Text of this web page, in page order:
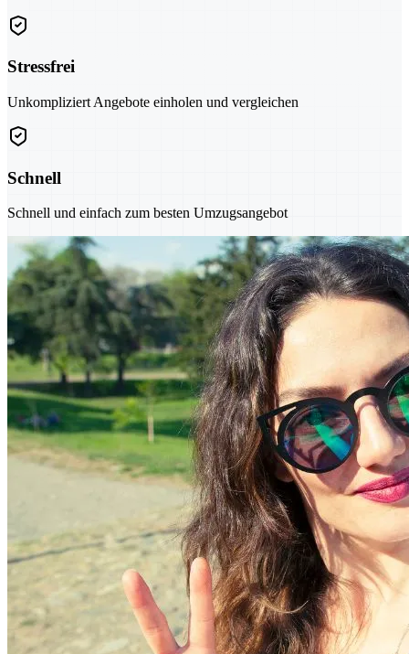
Stressfrei
Unkompliziert Angebote einholen und vergleichen
Schnell
Schnell und einfach zum besten Umzugsangebot